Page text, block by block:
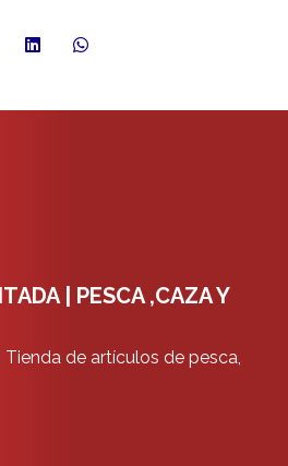
| PESCA ,CAZA Y
Tienda de artículos de pesca,